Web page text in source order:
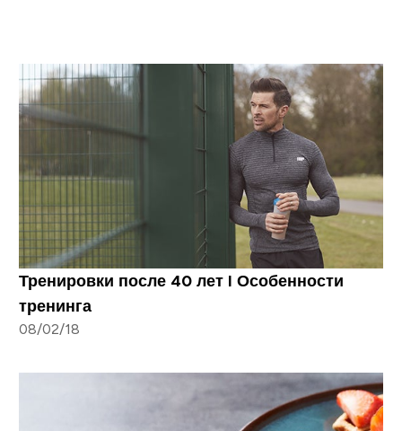
Тренировки после 40 лет I Особенности
тренинга
08/02/18